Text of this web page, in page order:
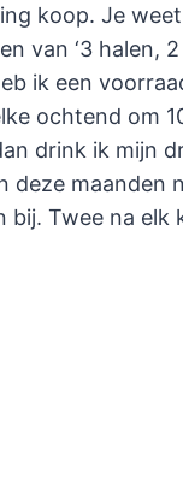
koop. Je
van ‘3 halen, 2
ik een
ochtend om
drink ik mijn
deze maanden
bij. Twee na elk